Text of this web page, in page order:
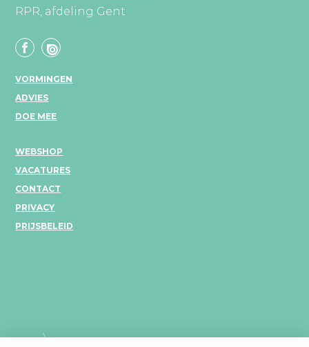
RPR, afdeling Gent
VORMINGEN
ADVIES
DOE MEE
WEBSHOP
VACATURES
CONTACT
PRIVACY
PRIJSBELEID